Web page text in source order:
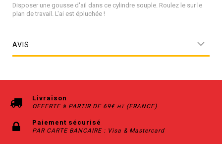
Disposer une gousse d'ail dans ce cylindre souple. Roulez le sur le
plan de travail. L'ai est épluchée !
AVIS
Livraison
OFFERTE à PARTIR DE 69€ HT(FRANCE)
Paiement sécurisé
PAR CARTE BANCAIRE : Visa & Mastercard